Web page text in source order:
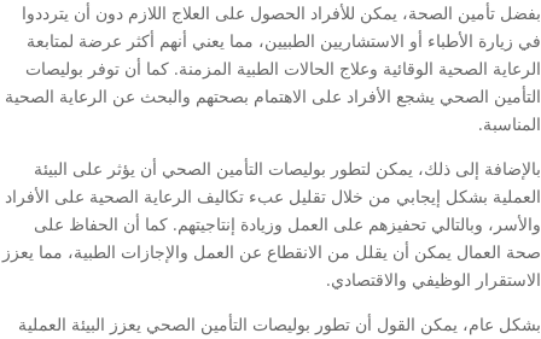
بفضل تأمين الصحة، يمكن للأفراد الحصول على العلاج اللازم دون أن يترددوا
في زيارة الأطباء أو الاستشاريين الطبيين، مما يعني أنهم أكثر عرضة لمتابعة
الرعاية الصحية الوقائية وعلاج الحالات الطبية المزمنة. كما أن توفر بوليصات
التأمين الصحي يشجع الأفراد على الاهتمام بصحتهم والبحث عن الرعاية الصحية
المناسبة.
بالإضافة إلى ذلك، يمكن لتطور بوليصات التأمين الصحي أن يؤثر على البيئة
العملية بشكل إيجابي من خلال تقليل عبء تكاليف الرعاية الصحية على الأفراد
والأسر، وبالتالي تحفيزهم على العمل وزيادة إنتاجيتهم. كما أن الحفاظ على
صحة العمال يمكن أن يقلل من الانقطاع عن العمل والإجازات الطبية، مما يعزز
الاستقرار الوظيفي والاقتصادي.
بشكل عام، يمكن القول أن تطور بوليصات التأمين الصحي يعزز البيئة العملية